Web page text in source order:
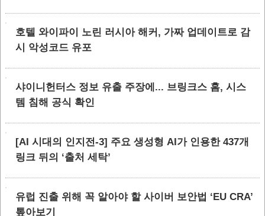
호텔 와이파이 노린 러시아 해커, 가짜 업데이트로 감
시 악성코드 유포
샤이니헌터스 정보 유출 주장에... 브링크스 홈, 시스
템 침해 공식 확인
[AI 시대의 인지전-3] 주요 생성형 AI가 인용한 437개
링크 뒤의 ‘출처 세탁’
유럽 진출 위해 꼭 알아야 할 사이버 보안법 ‘EU CRA’
톺아보기